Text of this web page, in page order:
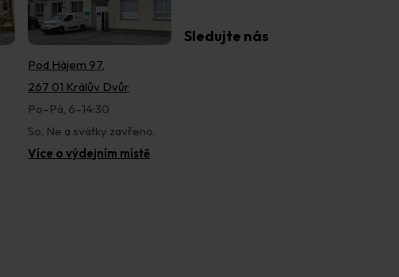
Pod Hájem 97,
267 01 Králův Dvůr
Po–Pá, 6–14:30
So, Ne a svátky zavřeno.
Více o výdejním místě
Sledujte nás